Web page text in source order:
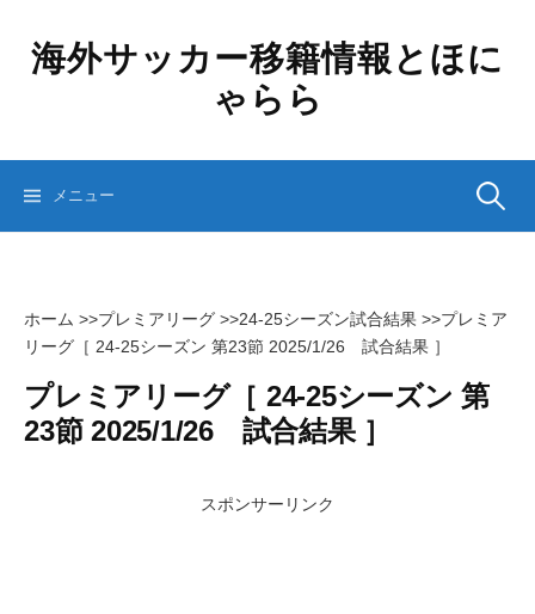
ッ
海外サッカー移籍情報とほに
ゃらら
メニュー 検
ホーム >>プレミアリーグ >>24-25シーズン試合結果 >>プレミア
リーグ［ 24-25シーズン 第23節 2025/1/26 試合結果 ］
プレミアリーグ［ 24-25シーズン 第
23節 2025/1/26 試合結果 ］
スポンサーリンク